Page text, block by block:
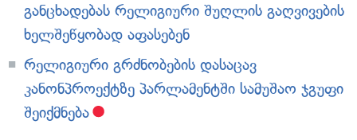
განცხადებას რელიგიური შუღლის გაღვივების
ხელშეწყობად აფასებენ
რელიგიური გრძნობების დასაცავ
კანონპროექტზე პარლამენტში სამუშაო ჯგუფი
შეიქმნება